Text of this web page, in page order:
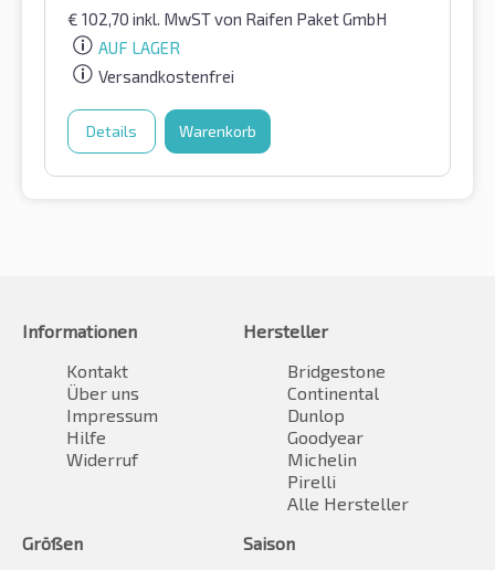
€ 102,70 inkl. MwSTvon Raifen Paket GmbH
AUF LAGER
Versandkostenfrei
Details Warenkorb
Informationen
Kontakt
Über uns
Impressum
Hilfe
Widerruf
Hersteller
Bridgestone
Continental
Dunlop
Goodyear
Michelin
Pirelli
Alle Hersteller
Größen
Saison